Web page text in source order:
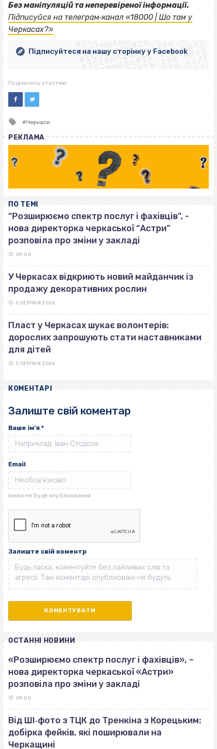
Без маніпуляцій та неперевіреної інформації.
Підписуйся на телеграм‐канал «18000 | Шо там у
Черкасах?»
ВІСІМНАДЦЯТЬ ТРИ НУЛІ
ВІСІМНАДЦЯТЬ ТРИ НУЛІ
ВІСІМНАДЦЯТЬ ТРИ НУЛІ
ВІСІМНАДЦЯТЬ ТРИ НУЛІ
ВІСІМНАДЦЯТЬ ТРИ НУЛІ
ВІСІМНАДЦЯТЬ ТРИ НУЛІ
ВІСІМНАДЦЯТЬ ТРИ НУЛІ
ВІСІМНАДЦЯТЬ ТРИ НУЛІ
Підписуйтеся на нашу сторінку у Facebook
Поділитись статтею
Tagged
Черкаси
РЕКЛАМА
ПО ТЕМІ
“Розширюємо спектр послуг і фахівців”, -
нова директорка черкаської “Астри”
розповіла про зміни у закладі
09:00
У Черкасах відкриють новий майданчик із
продажу декоративних рослин
5 СЕРПНЯ 2026
Пласт у Черкасах шукає волонтерів:
дорослих запрошують стати наставниками
для дітей
5 СЕРПНЯ 2026
КОМЕНТАРІ
Залиште свій коментар
Ваше ім'я *
Email
Залиште свій коментр
ОСТАННІ НОВИНИ
«Розширюємо спектр послуг і фахівців», –
нова директорка черкаської «Астри»
розповіла про зміни у закладі
09:00
Від ШІ‐фото з ТЦК до Тренкіна з Корецьким:
добірка фейків, які поширювали на
Черкащині